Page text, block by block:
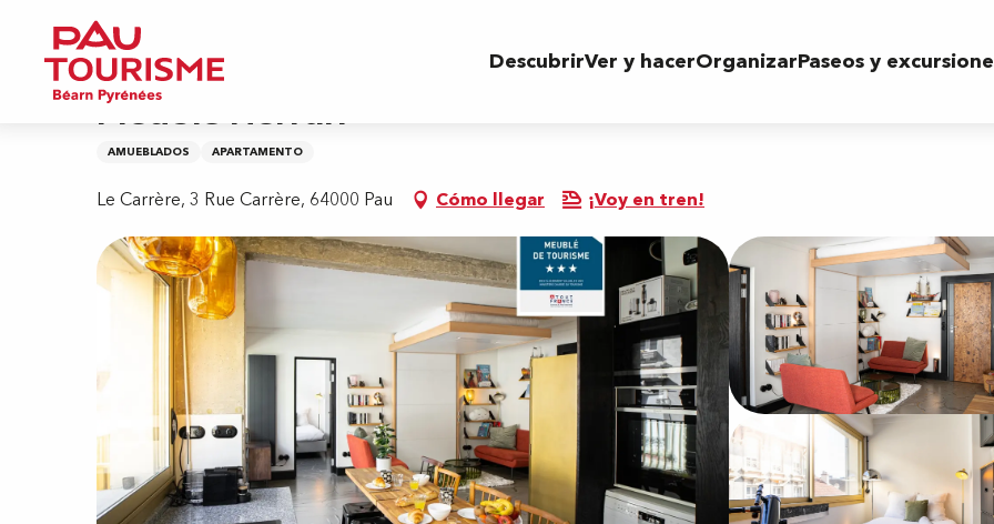
contenu
principal
DescubrirVer y hacerOrganizarPaseos y
Inicio
Meublé Herran
AMUEBLADOS APARTAMENTO
Le Carrère, 3 Rue Carrère, 64000 Pau Cómo llegar ¡Voy en tren!